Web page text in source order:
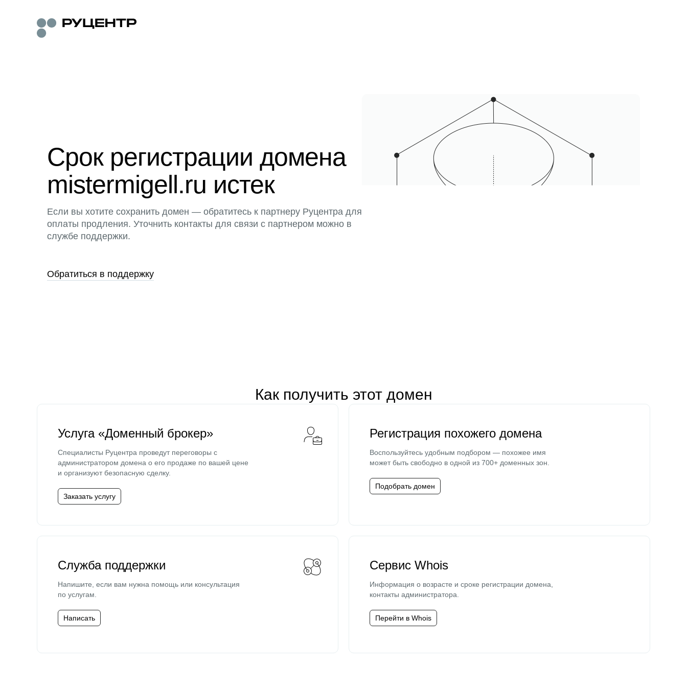
Срок регистрации домена
mistermigell.ru истек
Если вы хотите сохранить домен — обратитесь к партнеру Руцентра для
оплаты продления. Уточнить контакты для связи с партнером можно в
службе поддержки.
Обратиться в поддержку
Как получить этот домен
Услуга «Доменный брокер»
Специалисты Руцентра проведут переговоры с
администратором домена о его продаже по вашей цене
и организуют безопасную сделку.
Заказать услугу
Регистрация похожего домена
Воспользуйтесь удобным подбором — похожее имя
может быть свободно в одной из 700+ доменных зон.
Подобрать домен
Служба поддержки
Напишите, если вам нужна помощь или консультация
по услугам.
Написать
Сервис Whois
Информация о возрасте и сроке регистрации домена,
контакты администратора.
Перейти в Whois